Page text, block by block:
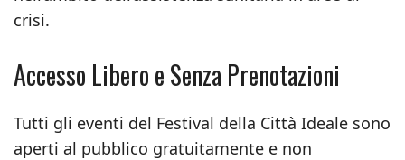
crisi.
Accesso Libero e Senza Prenotazioni
Tutti gli eventi del Festival della Città Ideale sono
aperti al pubblico gratuitamente e non